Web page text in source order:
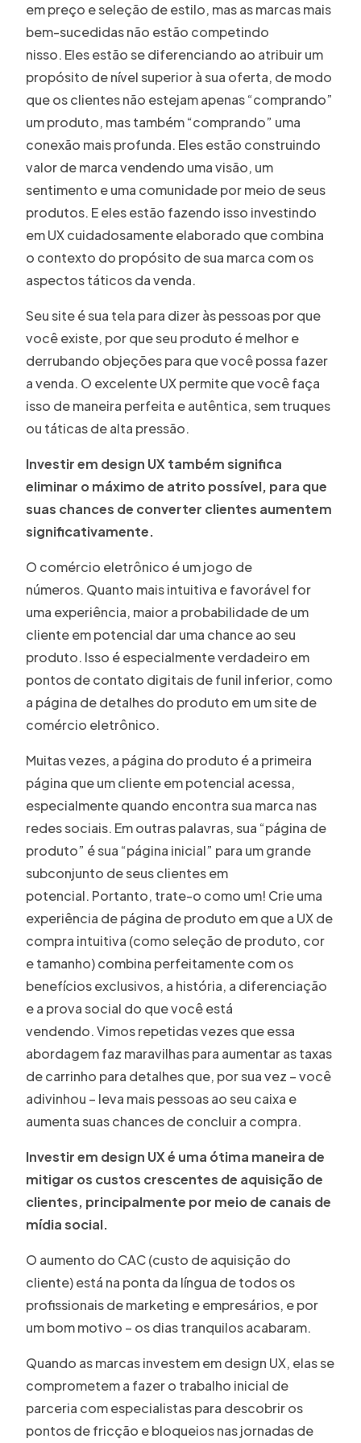
em preço e seleção de estilo, mas as marcas mais
bem-sucedidas não estão competindo
nisso. Eles estão se diferenciando ao atribuir um
propósito de nível superior à sua oferta, de modo
que os clientes não estejam apenas “comprando”
um produto, mas também “comprando” uma
conexão mais profunda. Eles estão construindo
valor de marca vendendo uma visão, um
sentimento e uma comunidade por meio de seus
produtos. E eles estão fazendo isso investindo
em UX cuidadosamente elaborado que combina
o contexto do propósito de sua marca com os
aspectos táticos da venda.
Seu site é sua tela para dizer às pessoas por que
você existe, por que seu produto é melhor e
derrubando objeções para que você possa fazer
a venda. O excelente UX permite que você faça
isso de maneira perfeita e autêntica, sem truques
ou táticas de alta pressão.
Investir em design UX também significa
eliminar o máximo de atrito possível, para que
suas chances de converter clientes aumentem
significativamente.
O comércio eletrônico é um jogo de
números. Quanto mais intuitiva e favorável for
uma experiência, maior a probabilidade de um
cliente em potencial dar uma chance ao seu
produto. Isso é especialmente verdadeiro em
pontos de contato digitais de funil inferior, como
a página de detalhes do produto em um site de
comércio eletrônico.
Muitas vezes, a página do produto é a primeira
página que um cliente em potencial acessa,
especialmente quando encontra sua marca nas
redes sociais. Em outras palavras, sua “página de
produto” é sua “página inicial” para um grande
subconjunto de seus clientes em
potencial. Portanto, trate-o como um! Crie uma
experiência de página de produto em que a UX de
compra intuitiva (como seleção de produto, cor
e tamanho) combina perfeitamente com os
benefícios exclusivos, a história, a diferenciação
e a prova social do que você está
vendendo. Vimos repetidas vezes que essa
abordagem faz maravilhas para aumentar as taxas
de carrinho para detalhes que, por sua vez – você
adivinhou – leva mais pessoas ao seu caixa e
aumenta suas chances de concluir a compra.
Investir em design UX é uma ótima maneira de
mitigar os custos crescentes de aquisição de
clientes, principalmente por meio de canais de
mídia social.
O aumento do CAC (custo de aquisição do
cliente) está na ponta da língua de todos os
profissionais de marketing e empresários, e por
um bom motivo – os dias tranquilos acabaram.
Quando as marcas investem em design UX, elas se
comprometem a fazer o trabalho inicial de
parceria com especialistas para descobrir os
pontos de fricção e bloqueios nas jornadas de